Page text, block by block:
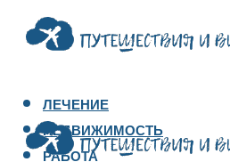
ЛЕЧЕНИЕ
НЕДВИЖИМОСТЬ
РАБОТА